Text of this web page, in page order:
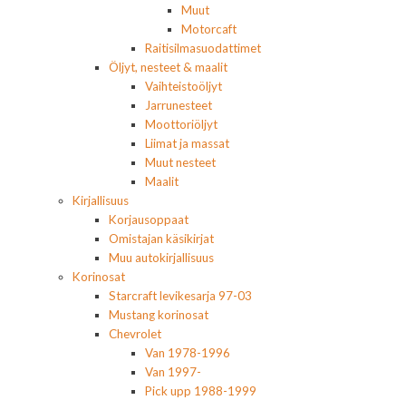
Muut
Motorcaft
Raitisilmasuodattimet
Öljyt, nesteet & maalit
Vaihteistoöljyt
Jarrunesteet
Moottoriöljyt
Liimat ja massat
Muut nesteet
Maalit
Kirjallisuus
Korjausoppaat
Omistajan käsikirjat
Muu autokirjallisuus
Korinosat
Starcraft levikesarja 97-03
Mustang korinosat
Chevrolet
Van 1978-1996
Van 1997-
Pick upp 1988-1999